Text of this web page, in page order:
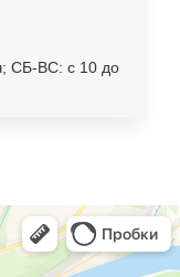
СБ-ВС: с 10 до